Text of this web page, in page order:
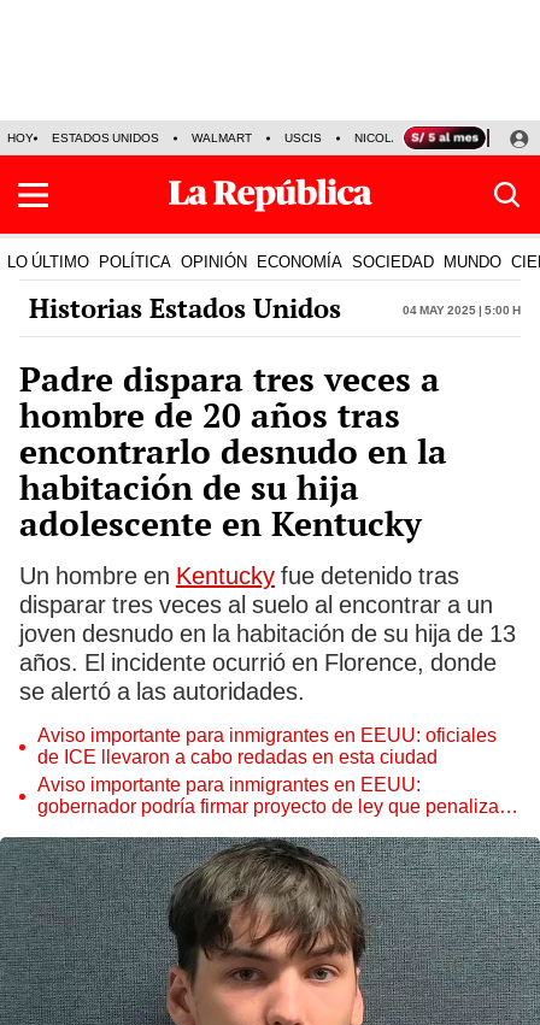
HOY ESTADOS UNIDOS WALMART USCIS NICOLÁS MADURO P-8
LO ÚLTIMO POLÍTICA OPINIÓN ECONOMÍA SOCIEDAD MUNDO
Historias Estados Unidos 04 May 2025 | 5:00 h
Padre dispara tres veces a
hombre de 20 años tras
encontrarlo desnudo en la
habitación de su hija
adolescente en Kentucky
Un hombre en Kentucky fue detenido tras
disparar tres veces al suelo al encontrar a un
joven desnudo en la habitación de su hija de 13
años. El incidente ocurrió en Florence, donde
se alertó a las autoridades.
Aviso importante para inmigrantes en EEUU: oficiales
de ICE llevaron a cabo redadas en esta ciudad
Aviso importante para inmigrantes en EEUU:
gobernador podría firmar proyecto de ley que penaliza a